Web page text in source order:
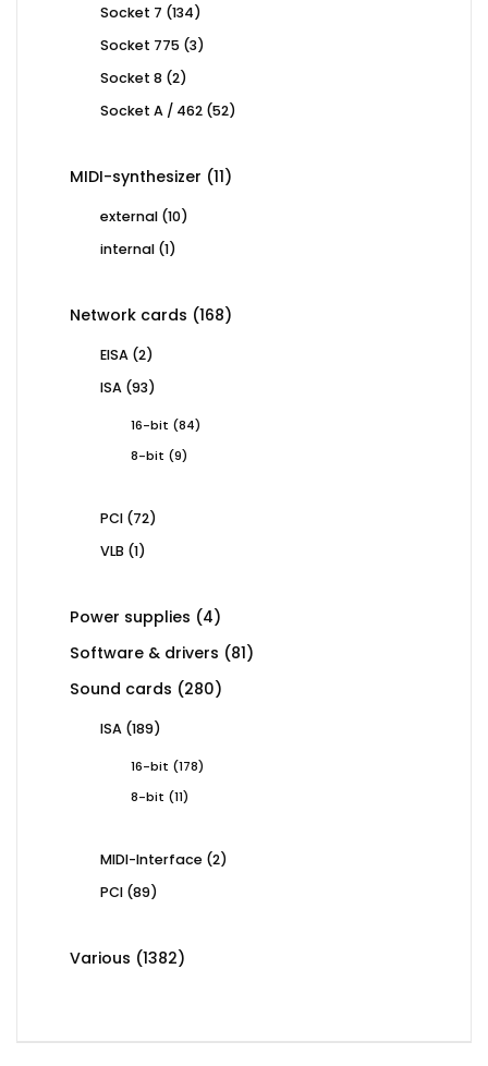
Socket 7 134134
Socket 775 33
Socket 8 22
Socket A / 462 5252
MIDI-synthesizer 1111
external 1010
internal 11
Network cards 168168
EISA 22
ISA 9393
16-bit 8484
8-bit
99
PCI 7272
VLB 11
Power supplies 44
Software & drivers 8181
Sound cards 280280
ISA 189189
16-bit 178178
8-bit
1111
MIDI-Interface 22
PCI 8989
Various 13821382